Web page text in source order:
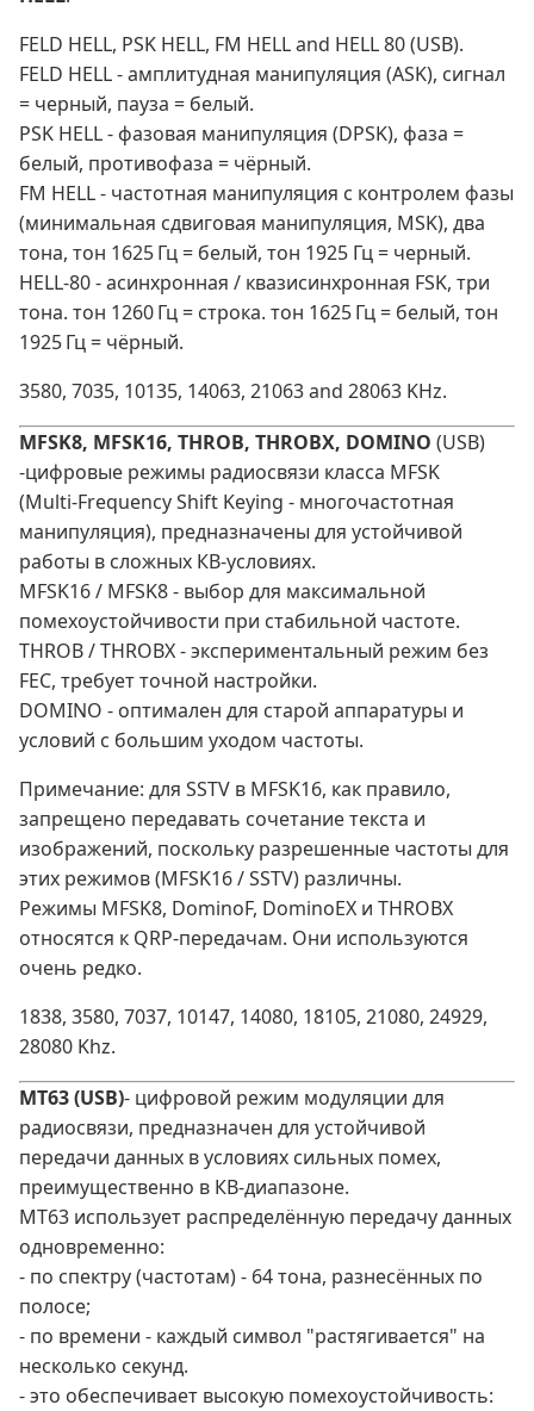
FELD HELL, PSK HELL, FM HELL and HELL 80 (USB).
FELD HELL - амплитудная манипуляция (ASK), сигнал
= черный, пауза = белый.
PSK HELL - фазовая манипуляция (DPSK), фаза =
белый, противофаза = чёрный.
FM HELL - частотная манипуляция с контролем фазы
(минимальная сдвиговая манипуляция, MSK), два
тона, тон 1625 Гц = белый, тон 1925 Гц = черный.
HELL‑80 - асинхронная / квазисинхронная FSK, три
тона. тон 1260 Гц = строка. тон 1625 Гц = белый, тон
1925 Гц = чёрный.
3580, 7035, 10135, 14063, 21063 and 28063 KHz.
MFSK8, MFSK16, THROB, THROBX, DOMINO (USB)
-цифровые режимы радиосвязи класса MFSK
(Multi‑Frequency Shift Keying - многочастотная
манипуляция), предназначены для устойчивой
работы в сложных КВ‑условиях.
MFSK16 / MFSK8 - выбор для максимальной
помехоустойчивости при стабильной частоте.
THROB / THROBX - экспериментальный режим без
FEC, требует точной настройки.
DOMINO - оптимален для старой аппаратуры и
условий с большим уходом частоты.
Примечание: для SSTV в MFSK16, как правило,
запрещено передавать сочетание текста и
изображений, поскольку разрешенные частоты для
этих режимов (MFSK16 / SSTV) различны.
Режимы MFSK8, DominoF, DominoEX и THROBX
относятся к QRP-передачам. Они используются
очень редко.
1838, 3580, 7037, 10147, 14080, 18105, 21080, 24929,
28080 Khz.
MT63 (USB)- цифровой режим модуляции для
радиосвязи, предназначен для устойчивой
передачи данных в условиях сильных помех,
преимущественно в КВ‑диапазоне.
MT63 использует распределённую передачу данных
одновременно:
- по спектру (частотам) - 64 тона, разнесённых по
полосе;
- по времени - каждый символ "растягивается" на
несколько секунд.
- это обеспечивает высокую помехоустойчивость: